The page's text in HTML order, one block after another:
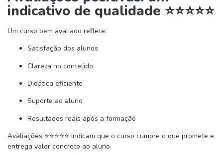
indicativo de qualidade ⭐⭐⭐⭐⭐
Um curso bem avaliado reflete:
Satisfação dos alunos
Clareza no conteúdo
Didática eficiente
Suporte ao aluno
Resultados reais após a formação
Avaliações ⭐⭐⭐⭐⭐ indicam que o curso cumpre o que promete e
entrega valor concreto ao aluno.